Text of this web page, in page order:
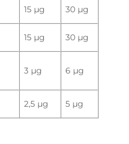
15 µg 30 µg
15 µg 30 µg
3 µg 6 µg
2,5 µg 5 µg